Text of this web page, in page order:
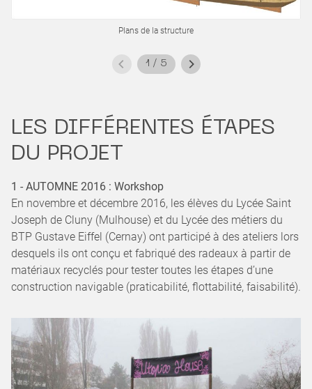
Plans de la structure
1 / 5
LES DIFFÉRENTES ÉTAPES
DU PROJET
1 - AUTOMNE 2016 : Workshop
En novembre et décembre 2016, les élèves du Lycée Saint
Joseph de Cluny (Mulhouse) et du Lycée des métiers du
BTP Gustave Eiffel (Cernay) ont participé à des ateliers lors
desquels ils ont conçu et fabriqué des radeaux à partir de
matériaux recyclés pour tester toutes les étapes d’une
construction navigable (praticabilité, flottabilité, faisabilité).